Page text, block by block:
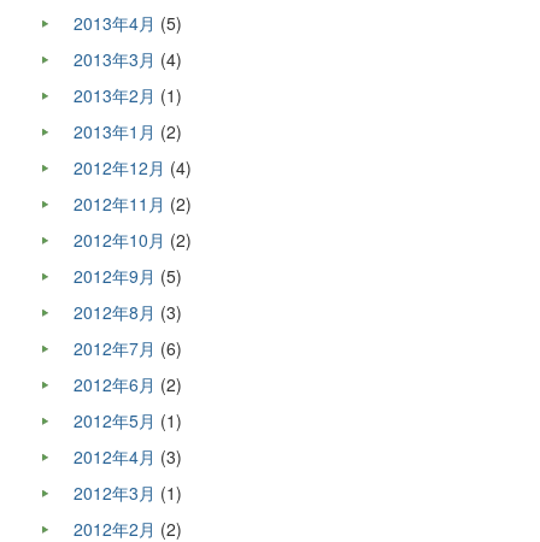
2013年4月 (5)
2013年3月 (4)
2013年2月 (1)
2013年1月 (2)
2012年12月 (4)
2012年11月 (2)
2012年10月 (2)
2012年9月 (5)
2012年8月 (3)
2012年7月 (6)
2012年6月 (2)
2012年5月 (1)
2012年4月 (3)
2012年3月 (1)
2012年2月 (2)